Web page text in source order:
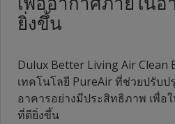
ยิ่งขึ้น
Dulux Better Living Air Clean
เทคโนโลยี PureAir ที่ช่วยปรับ
อาคารอย่างมีประสิทธิภาพ เพื่
ที่ดียิ่งขึ้น